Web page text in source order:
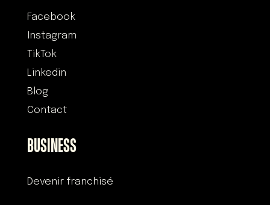
Facebook
Instagram
TikTok
Linkedin
Blog
Contact
BUSINESS
Devenir franchisé